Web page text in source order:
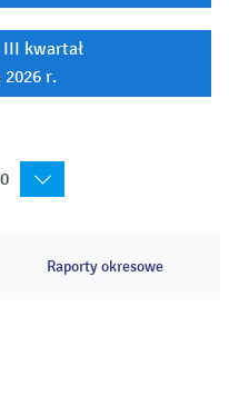
kwartał
r.
Raporty okresowe